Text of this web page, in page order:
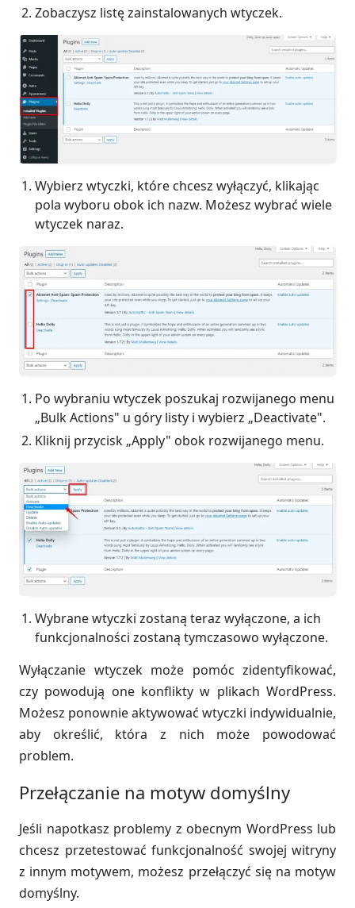
Zobaczysz listę zainstalowanych wtyczek.
Wybierz wtyczki, które chcesz wyłączyć, klikając
pola wyboru obok ich nazw. Możesz wybrać wiele
wtyczek naraz.
Po wybraniu wtyczek poszukaj rozwijanego menu
„Bulk Actions" u góry listy i wybierz „Deactivate".
Kliknij przycisk „Apply" obok rozwijanego menu.
Wybrane wtyczki zostaną teraz wyłączone, a ich
funkcjonalności zostaną tymczasowo wyłączone.
Wyłączanie wtyczek może pomóc zidentyfikować,
czy powodują one konflikty w plikach WordPress.
Możesz ponownie aktywować wtyczki indywidualnie,
aby określić, która z nich może powodować
problem.
Przełączanie na motyw domyślny
Jeśli napotkasz problemy z obecnym WordPress lub
chcesz przetestować funkcjonalność swojej witryny
z innym motywem, możesz przełączyć się na motyw
domyślny.